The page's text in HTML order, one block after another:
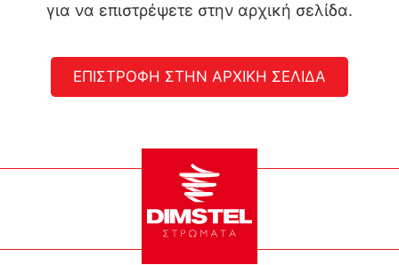
για να επιστρέψετε στην αρχική σελίδα.
ΕΠΙΣΤΡΟΦΗ ΣΤΗΝ ΑΡΧΙΚΗ ΣΕΛΙΔΑ